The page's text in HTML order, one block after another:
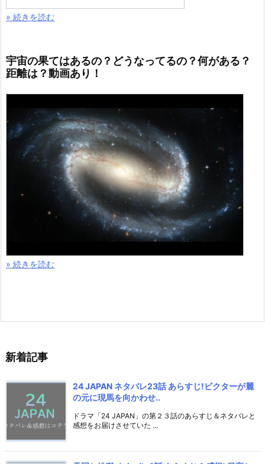
» 続きを読む
宇宙の果てはあるの？どうなってるの？何がある？
距離は？動画あり！
» 続きを読む
新着記事
24 JAPAN ネタバレ23話 あらすじ!ビクターが麗
の元に現馬を向かわせ..
ドラマ「24 JAPAN」の第２３話のあらすじ＆ネタバレと
感想をお届けさせていた ...